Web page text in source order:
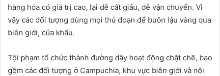
hàng hóa có giá trị cao, lại dễ cất giấu, dễ vận chuyển. Vì
vậy các đối tượng dùng mọi thủ đoạn để buôn lậu vàng qua
biên giới, cửa khẩu.
Tội phạm tổ chức thành đường dây hoạt động chặt chẽ, bao
gồm các đối tượng ở Campuchia, khu vực biên giới và nội